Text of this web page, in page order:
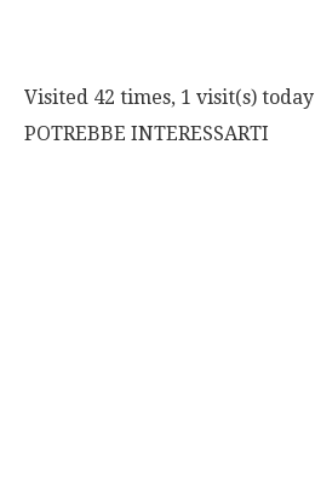
Visited 42 times, 1 visit(s) today
POTREBBE INTERESSARTI